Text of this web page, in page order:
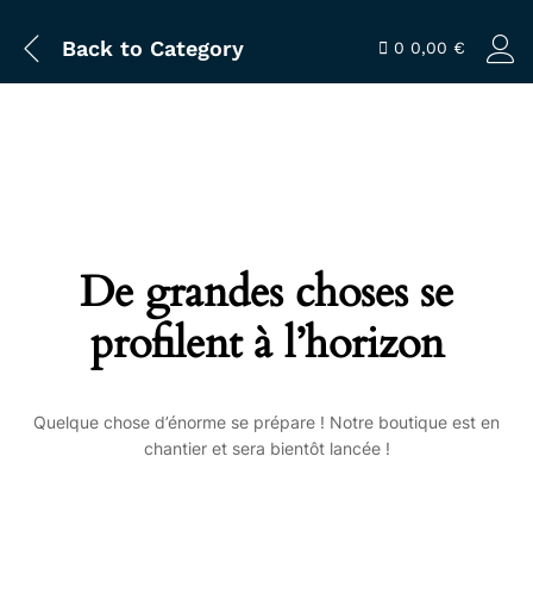
Back to Category 0 0,00 €
De grandes choses se
profilent à l’horizon
Quelque chose d’énorme se prépare ! Notre boutique est en
chantier et sera bientôt lancée !